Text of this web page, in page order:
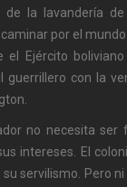
de la lavandería de
por el
el Ejército
guerrillero con la
no necesita ser
intereses. El
servilismo. Pero